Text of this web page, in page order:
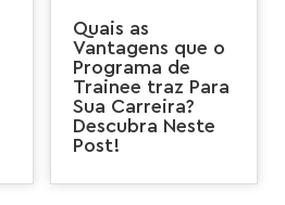
Quais as
Vantagens que o
Programa de
Trainee traz Para
Sua Carreira?
Descubra Neste
Post!